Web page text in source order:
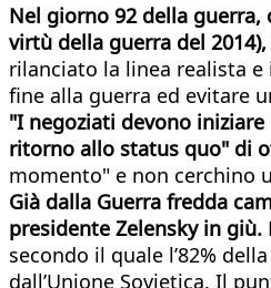
Nel giorno 92 della guerra,
virtù della guerra del
rilanciato la linea realista
fine alla guerra ed evitare
"I negoziati devono
ritorno allo status quo" di
momento" e non cerchino
Già dalla Guerra fredda
presidente Zelensky in giù.
secondo il quale l’82%
dall’Unione Sovietica. Il